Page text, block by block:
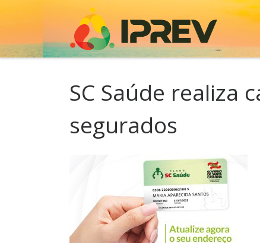
Skip to content
SC Saúde realiza
segurados